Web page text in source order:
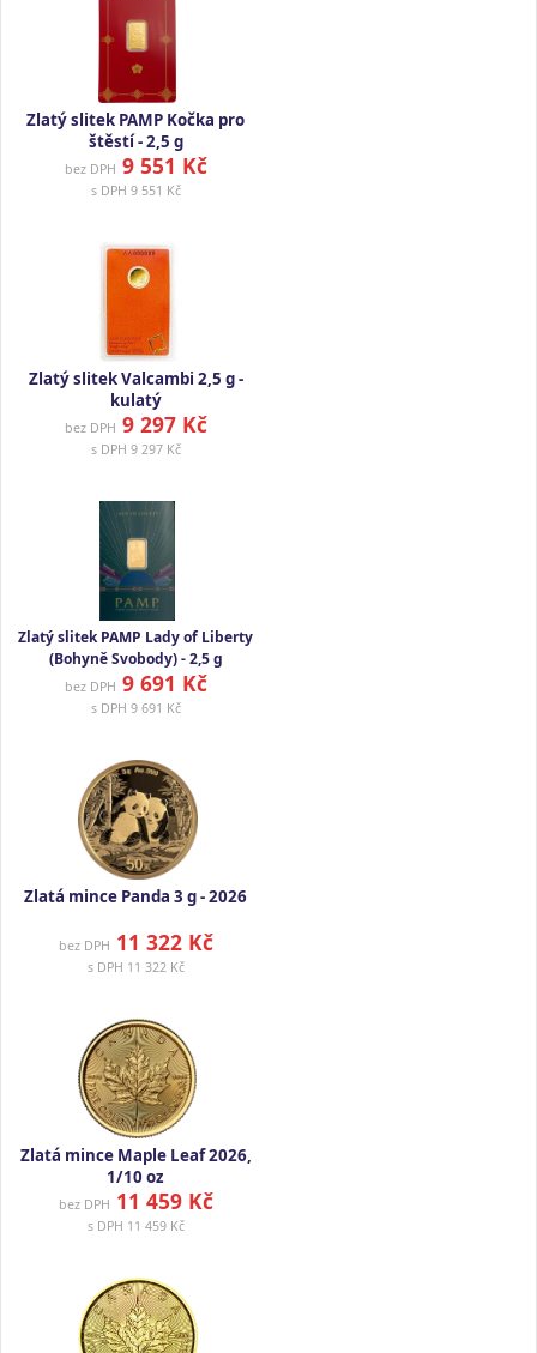
Zlatý slitek PAMP Kočka pro
štěstí - 2,5 g
bez DPH 9 551 Kč
s DPH 9 551 Kč
Zlatý slitek Valcambi 2,5 g -
kulatý
bez DPH 9 297 Kč
s DPH 9 297 Kč
Zlatý slitek PAMP Lady of Liberty
(Bohyně Svobody) - 2,5 g
bez DPH 9 691 Kč
s DPH 9 691 Kč
Zlatá mince Panda 3 g - 2026
bez DPH 11 322 Kč
s DPH 11 322 Kč
Zlatá mince Maple Leaf 2026,
1/10 oz
bez DPH 11 459 Kč
s DPH 11 459 Kč